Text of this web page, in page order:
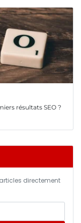
résultats SEO ?
directement